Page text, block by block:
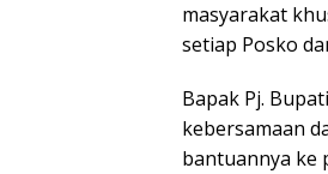
masyarakat
setiap Posko
Bapak Pj.
kebersamaan
bantuannya ke